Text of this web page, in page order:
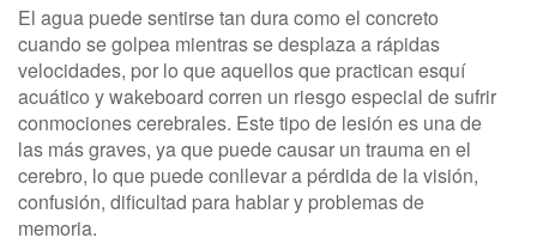
El agua puede sentirse tan dura como el concreto
cuando se golpea mientras se desplaza a rápidas
velocidades, por lo que aquellos que practican esquí
acuático y wakeboard corren un riesgo especial de sufrir
conmociones cerebrales. Este tipo de lesión es una de
las más graves, ya que puede causar un trauma en el
cerebro, lo que puede conllevar a pérdida de la visión,
confusión, dificultad para hablar y problemas de
memoria.